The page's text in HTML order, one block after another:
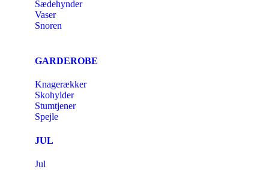
Sædehynder
Vaser
Snoren
GARDEROBE
Knagerækker
Skohylder
Stumtjener
Spejle
JUL
Jul